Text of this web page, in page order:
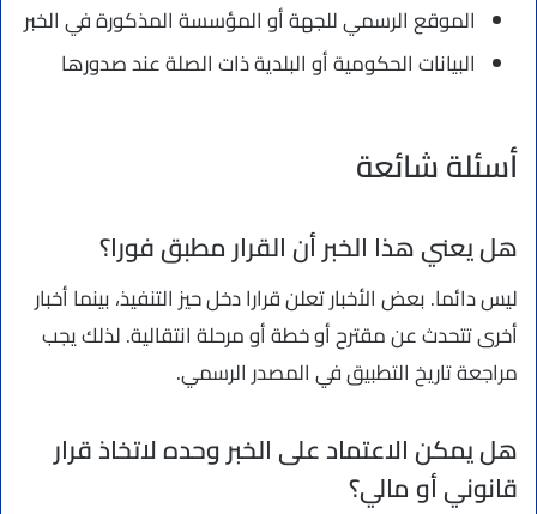
الموقع الرسمي للجهة أو المؤسسة المذكورة في الخبر
البيانات الحكومية أو البلدية ذات الصلة عند صدورها
أسئلة شائعة
هل يعني هذا الخبر أن القرار مطبق فورا؟
ليس دائما. بعض الأخبار تعلن قرارا دخل حيز التنفيذ، بينما أخبار
أخرى تتحدث عن مقترح أو خطة أو مرحلة انتقالية. لذلك يجب
مراجعة تاريخ التطبيق في المصدر الرسمي.
هل يمكن الاعتماد على الخبر وحده لاتخاذ قرار
قانوني أو مالي؟